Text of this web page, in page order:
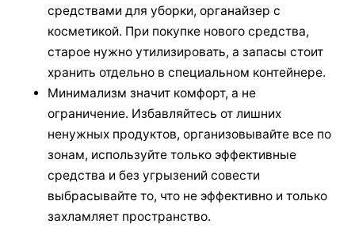
средствами для уборки, органайзер с
косметикой. При покупке нового средства,
старое нужно утилизировать, а запасы стоит
хранить отдельно в специальном контейнере.
Минимализм значит комфорт, а не
ограничение. Избавляйтесь от лишних
ненужных продуктов, организовывайте все по
зонам, используйте только эффективные
средства и без угрызений совести
выбрасывайте то, что не эффективно и только
захламляет пространство.